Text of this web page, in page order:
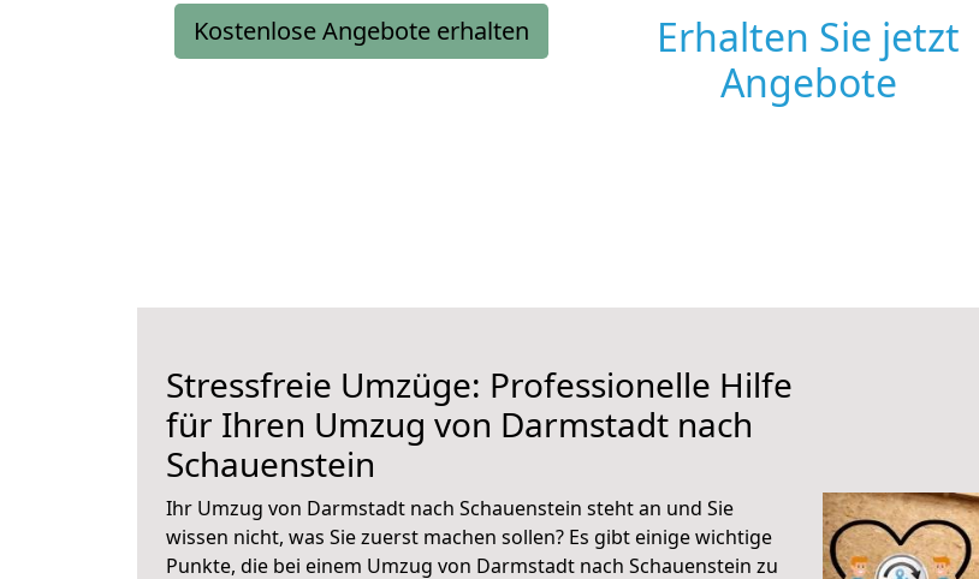
Kostenlose Angebote erhalten
Erhalten Sie jetzt
Angebote
Stressfreie Umzüge: Professionelle Hilfe
für Ihren Umzug von Darmstadt nach
Schauenstein
Ihr Umzug von Darmstadt nach Schauenstein steht an und Sie
wissen nicht, was Sie zuerst machen sollen? Es gibt einige wichtige
Punkte, die bei einem Umzug von Darmstadt nach Schauenstein zu